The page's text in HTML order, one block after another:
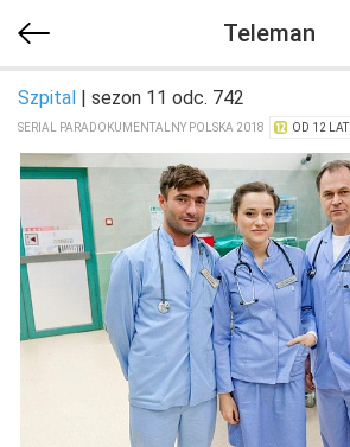
Teleman
Szpital | sezon 11 odc. 742
SERIAL PARADOKUMENTALNY POLSKA 2018 OD 12 LAT